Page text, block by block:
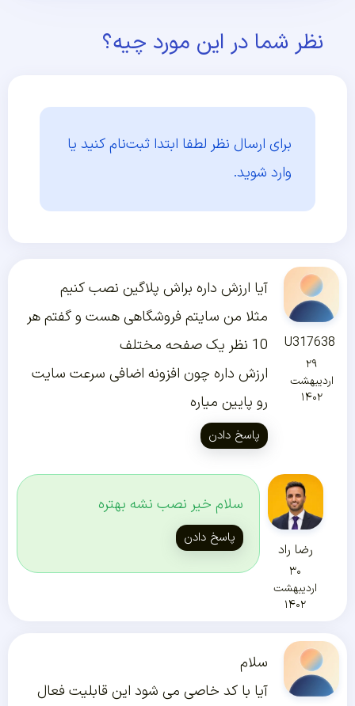
نظر شما در این مورد چیه؟
برای ارسال نظر لطفا ابتدا ثبت‌نام کنید یا
وارد شوید.
U317638
۲۹
اردیبهشت
۱۴۰۲
آیا ارزش داره براش پلاگین نصب کنیم
مثلا من سایتم فروشگاهی هست و گفتم هر
10 نظر یک صفحه مختلف
ارزش داره چون افزونه اضافی سرعت سایت
رو پایین میاره
پاسخ دادن
رضا راد
۳۰
اردیبهشت
۱۴۰۲
سلام خیر نصب نشه بهتره
پاسخ دادن
سلام
آیا با کد خاصی می شود این قابلیت فعال